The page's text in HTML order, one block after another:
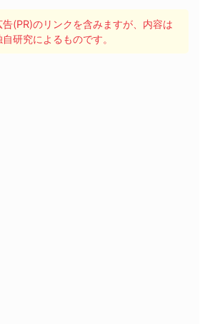
(PR)のリンクを含みますが、内容は
研究によるものです。